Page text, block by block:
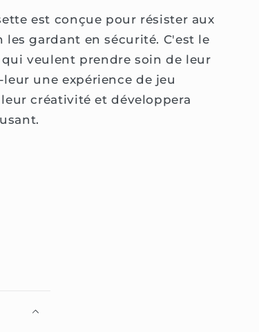
est conçue pour résister aux
gardant en sécurité. C'est le
veulent prendre soin de leur
une expérience de jeu
créativité et développera